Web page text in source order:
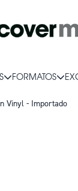
FORMATOS
Vinyl - Importado